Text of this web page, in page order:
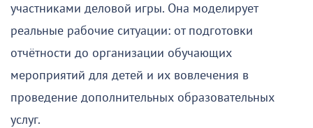
участниками деловой игры. Она моделирует
реальные рабочие ситуации: от подготовки
отчётности до организации обучающих
мероприятий для детей и их вовлечения в
проведение дополнительных образовательных
услуг.